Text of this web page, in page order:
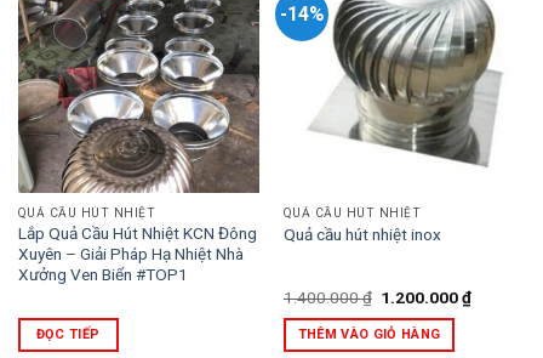
QUẢ CẦU HÚT NHIỆT
Lắp Quả Cầu Hút Nhiệt KCN Đông
Xuyên – Giải Pháp Hạ Nhiệt Nhà
Xưởng Ven Biển #TOP1
ĐỌC TIẾP
-14%
QUẢ CẦU HÚT NHIỆT
Quả cầu hút nhiệt inox
1.400.000₫ Giá
là:
1.400.000 ₫.
1.200.000₫Giá
hiện
THÊM VÀO GIỎ HÀNG